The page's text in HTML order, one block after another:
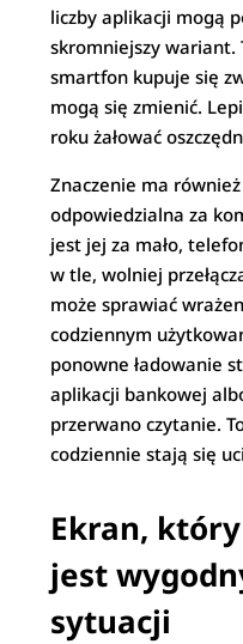
liczby aplikacji mogą
skromniejszy wariant.
smartfon kupuje się
mogą się zmienić.
roku żałować
Znaczenie ma
odpowiedzialna za
jest jej za mało,
w tle, wolniej
może sprawiać
codziennym
ponowne ładowanie
aplikacji bankowej
przerwano czytanie.
codziennie stają się
Ekran,
jest
sytuacji